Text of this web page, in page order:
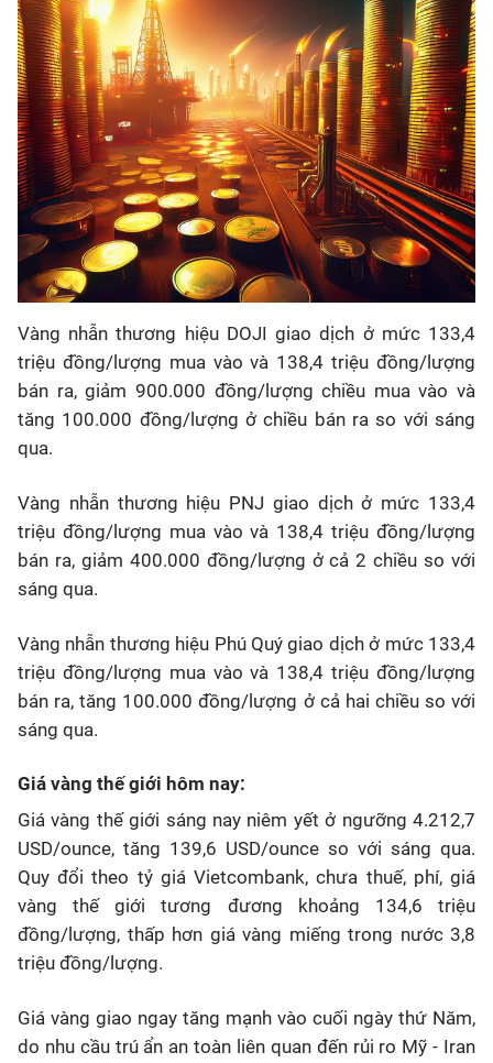
Vàng nhẫn thương hiệu DOJI giao dịch ở mức 133,4
triệu đồng/lượng mua vào và 138,4 triệu đồng/lượng
bán ra, giảm 900.000 đồng/lượng chiều mua vào và
tăng 100.000 đồng/lượng ở chiều bán ra so với sáng
qua.
Vàng nhẫn thương hiệu PNJ giao dịch ở mức 133,4
triệu đồng/lượng mua vào và 138,4 triệu đồng/lượng
bán ra, giảm 400.000 đồng/lượng ở cả 2 chiều so với
sáng qua.
Vàng nhẫn thương hiệu Phú Quý giao dịch ở mức 133,4
triệu đồng/lượng mua vào và 138,4 triệu đồng/lượng
bán ra, tăng 100.000 đồng/lượng ở cả hai chiều so với
sáng qua.
Giá vàng thế giới hôm nay:
Giá vàng thế giới sáng nay niêm yết ở ngưỡng 4.212,7
USD/ounce, tăng 139,6 USD/ounce so với sáng qua.
Quy đổi theo tỷ giá Vietcombank, chưa thuế, phí, giá
vàng thế giới tương đương khoảng 134,6 triệu
đồng/lượng, thấp hơn giá vàng miếng trong nước 3,8
triệu đồng/lượng.
Giá vàng giao ngay tăng mạnh vào cuối ngày thứ Năm,
do nhu cầu trú ẩn an toàn liên quan đến rủi ro Mỹ - Iran